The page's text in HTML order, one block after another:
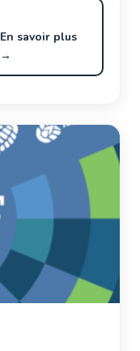
En savoir plus
→